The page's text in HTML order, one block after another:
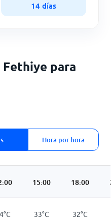
14 días
para
Hora por hora
15:00 18:00
°C 33°C 32°C